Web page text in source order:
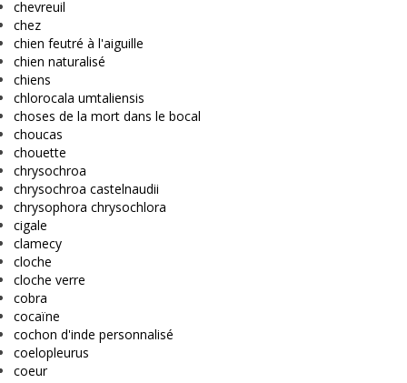
chevreuil
chez
chien feutré à l'aiguille
chien naturalisé
chiens
chlorocala umtaliensis
choses de la mort dans le bocal
choucas
chouette
chrysochroa
chrysochroa castelnaudii
chrysophora chrysochlora
cigale
clamecy
cloche
cloche verre
cobra
cocaïne
cochon d'inde personnalisé
coelopleurus
coeur